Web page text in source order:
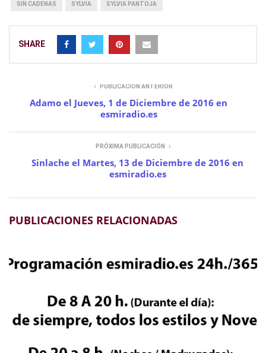
SIN CADENAS SYLVIA SYLVIA PANTOJA
SHARE
PUBLICACIÓN ANTERIOR
Adamo el Jueves, 1 de Diciembre de 2016 en
esmiradio.es
PRÓXIMA PUBLICACIÓN
Sinlache el Martes, 13 de Diciembre de 2016 en
esmiradio.es
PUBLICACIONES RELACIONADAS